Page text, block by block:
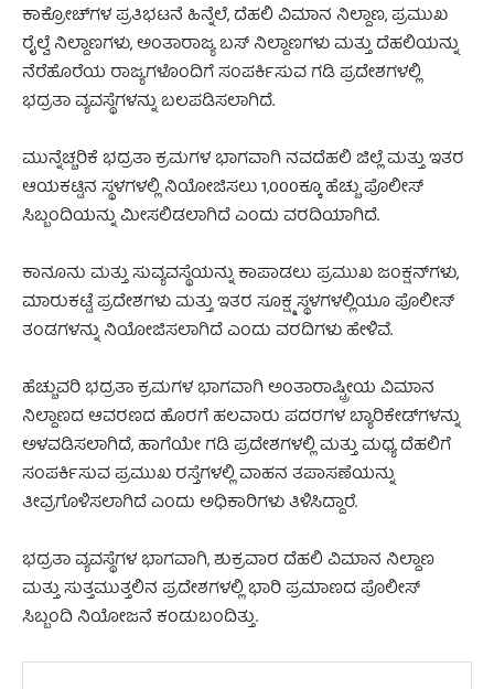
ಕಾಕ್ರೋಚ್‌ಗಳ ಪ್ರತಿಭಟನೆ ಹಿನ್ನೆಲೆ, ದೆಹಲಿ ವಿಮಾನ ನಿಲ್ದಾಣ, ಪ್ರಮುಖ
ರೈಲ್ವೆ ನಿಲ್ದಾಣಗಳು, ಅಂತಾರಾಜ್ಯ ಬಸ್ ನಿಲ್ದಾಣಗಳು ಮತ್ತು ದೆಹಲಿಯನ್ನು
ನೆರೆಹೊರೆಯ ರಾಜ್ಯಗಳೊಂದಿಗೆ ಸಂಪರ್ಕಿಸುವ ಗಡಿ ಪ್ರದೇಶಗಳಲ್ಲಿ
ಭದ್ರತಾ ವ್ಯವಸ್ಥೆಗಳನ್ನು ಬಲಪಡಿಸಲಾಗಿದೆ.
ಮುನ್ನೆಚ್ಚರಿಕೆ ಭದ್ರತಾ ಕ್ರಮಗಳ ಭಾಗವಾಗಿ ನವದೆಹಲಿ ಜಿಲ್ಲೆ ಮತ್ತು ಇತರ
ಆಯಕಟ್ಟಿನ ಸ್ಥಳಗಳಲ್ಲಿ ನಿಯೋಜಿಸಲು 1,000ಕ್ಕೂ ಹೆಚ್ಚು ಪೊಲೀಸ್
ಸಿಬ್ಬಂದಿಯನ್ನು ಮೀಸಲಿಡಲಾಗಿದೆ ಎಂದು ವರದಿಯಾಗಿದೆ.
ಕಾನೂನು ಮತ್ತು ಸುವ್ಯವಸ್ಥೆಯನ್ನು ಕಾಪಾಡಲು ಪ್ರಮುಖ ಜಂಕ್ಷನ್‌ಗಳು,
ಮಾರುಕಟ್ಟೆ ಪ್ರದೇಶಗಳು ಮತ್ತು ಇತರ ಸೂಕ್ಷ್ಮ ಸ್ಥಳಗಳಲ್ಲಿಯೂ ಪೊಲೀಸ್
ತಂಡಗಳನ್ನು ನಿಯೋಜಿಸಲಾಗಿದೆ ಎಂದು ವರದಿಗಳು ಹೇಳಿವೆ.
ಹೆಚ್ಚುವರಿ ಭದ್ರತಾ ಕ್ರಮಗಳ ಭಾಗವಾಗಿ ಅಂತಾರಾಷ್ಟ್ರೀಯ ವಿಮಾನ
ನಿಲ್ದಾಣದ ಆವರಣದ ಹೊರಗೆ ಹಲವಾರು ಪದರಗಳ ಬ್ಯಾರಿಕೇಡ್‌ಗಳನ್ನು
ಅಳವಡಿಸಲಾಗಿದೆ, ಹಾಗೆಯೇ ಗಡಿ ಪ್ರದೇಶಗಳಲ್ಲಿ ಮತ್ತು ಮಧ್ಯ ದೆಹಲಿಗೆ
ಸಂಪರ್ಕಿಸುವ ಪ್ರಮುಖ ರಸ್ತೆಗಳಲ್ಲಿ ವಾಹನ ತಪಾಸಣೆಯನ್ನು
ತೀವ್ರಗೊಳಿಸಲಾಗಿದೆ ಎಂದು ಅಧಿಕಾರಿಗಳು ತಿಳಿಸಿದ್ದಾರೆ.
ಭದ್ರತಾ ವ್ಯವಸ್ಥೆಗಳ ಭಾಗವಾಗಿ, ಶುಕ್ರವಾರ ದೆಹಲಿ ವಿಮಾನ ನಿಲ್ದಾಣ
ಮತ್ತು ಸುತ್ತಮುತ್ತಲಿನ ಪ್ರದೇಶಗಳಲ್ಲಿ ಭಾರಿ ಪ್ರಮಾಣದ ಪೊಲೀಸ್
ಸಿಬ್ಬಂದಿ ನಿಯೋಜನೆ ಕಂಡುಬಂದಿತ್ತು.